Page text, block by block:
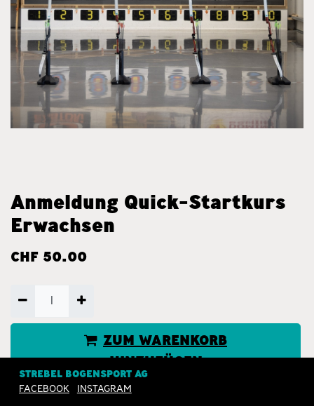
Anmeldung Quick-Startkurs
Erwachsen
CHF 50.00
ZUM WARENKORB
HINZUFÜGEN
JETZT KAUFEN
STREBEL BOGENSPORT AG
FACEBOOK
INSTAGRAM